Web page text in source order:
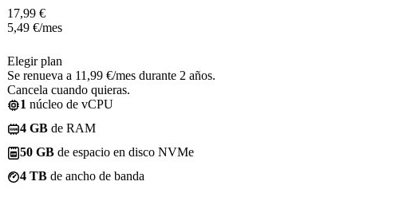
17,99 €
5,49 €/mes
Elegir plan
Se renueva a 11,99 €/mes durante 2 años.
Cancela cuando quieras.
1 núcleo de vCPU
4 GB de RAM
50 GB de espacio en disco NVMe
4 TB de ancho de banda